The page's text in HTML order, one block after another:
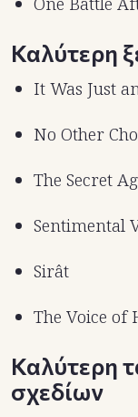
Καλύτερη
It Was Just
No Other
The Secret
Sentimental
Sirât
The Voice of
Καλύτερη
σχεδίων